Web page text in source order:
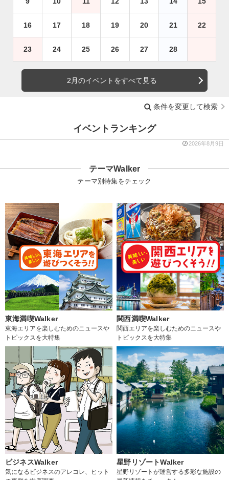
16 17 18 19 20 21 22
23 24 25 26 27 28
2月のイベントをすべて見る
条件を変更して検索
イベントランキング
2026年8月9日
テーマWalker
テーマ別特集をチェック
東海満喫Walker
東海エリアを楽しむためのニュースや
トピックスを大特集
関西満喫Walker
関西エリアを楽しむためのニュースや
トピックスを大特集
ビジネスWalker
気になるビジネスのアレコレ、ヒット
星野リゾートWalker
星野リゾートが運営する多彩な施設の